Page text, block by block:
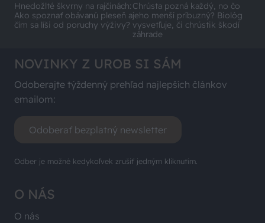
Hnedožlté škvrny na rajčinách:
Ako spoznať obávanú pleseň a
čím sa líši od poruchy výživy?
Chrústa pozná každý, no čo
jeho menší príbuzný? Biológ
vysvetľuje, či chrústik škodí
záhrade
O NÁS
O nás
NOVINKY Z UROB SI SÁM
Odoberajte týždenný prehľad najlepších článkov
emailom:
Odoberať bezplatný newsletter
Odber je možné kedykoľvek zrušiť jedným kliknutím.